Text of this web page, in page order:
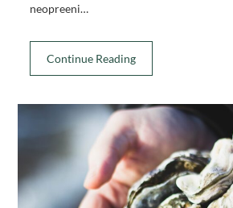
neopreeni…
Continue Reading